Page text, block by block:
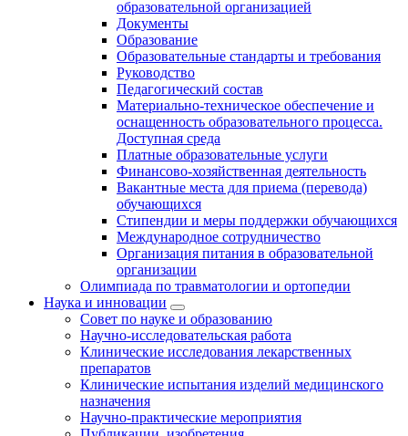
образовательной организацией
Документы
Образование
Образовательные стандарты и требования
Руководство
Педагогический состав
Материально-техническое обеспечение и
оснащенность образовательного процесса.
Доступная среда
Платные образовательные услуги
Финансово-хозяйственная деятельность
Вакантные места для приема (перевода)
обучающихся
Стипендии и меры поддержки обучающихся
Международное сотрудничество
Организация питания в образовательной
организации
Олимпиада по травматологии и ортопедии
Наука и инновации
Совет по науке и образованию
Научно-исследовательская работа
Клинические исследования лекарственных
препаратов
Клинические испытания изделий медицинского
назначения
Научно-практические мероприятия